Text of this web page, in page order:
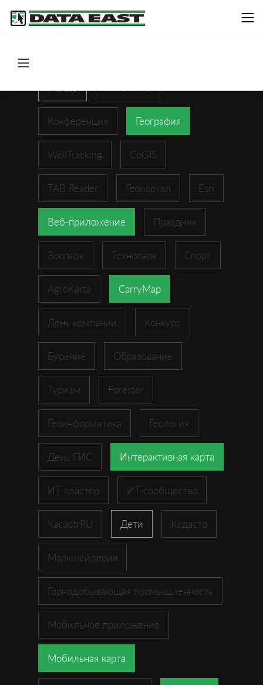
Конференция География
WellTracking CoGIS
TAB Reader Геопортал Esri
Веб-приложение Праздник
Зоопарк Технопарк Спорт
AgroKarta CarryMap
День компании Конкурс
Бурение Образование
Туризм Forester
Геоинформатика Геология
День ГИС Интерактивная карта
ИТ-кластер ИТ-сообщество
KadastrRU Дети Кадастр
Маркшейдерия
Горнодобывающая промышленность
Мобильное приложение
Мобильная карта